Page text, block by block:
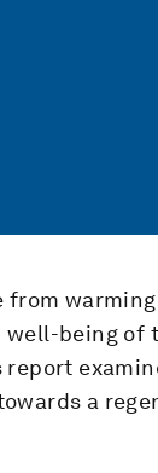
well-being of
report
a